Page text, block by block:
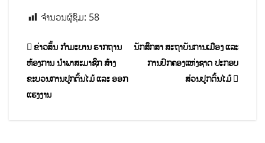
ຈຳນວນຜູ້ຊົມ: 58
ນັກສຶກສາ ສະຖາບັນການເມືອງ ແລະ
ການປົກຄອງແຫ່ງຊາດ ປະກອບ
ສ່ວນປູກຕົ້ນໄມ້
ຂ່າວສັ້ນ ກຳມະບານ ຮາກຖານ
ຫ້ອງການ ນຳພາສະມາຊິກ ສ້າງ
ຂະບວນການປູກຕົ້ນໄມ້ ແລະ ອອກ
ແຮງງານ